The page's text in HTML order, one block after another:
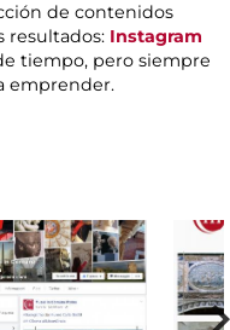
de contenidos
resultados: Instagram
tiempo, pero siempre
emprender.